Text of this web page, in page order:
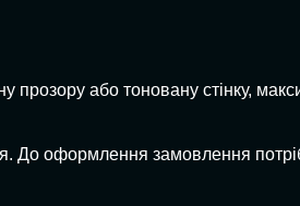
прозору або тоновану стінку,
До оформлення замовлення